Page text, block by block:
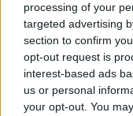
processing of your
targeted advertising
section to confirm
opt-out request is
interest-based ads
us or personal
your opt-out. You
TAGS ηλεκτρονικά